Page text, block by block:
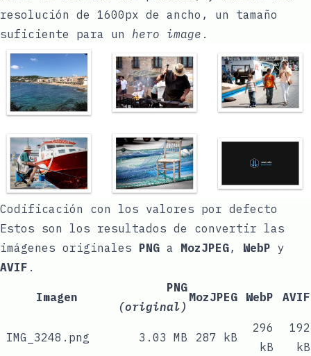
resolución de 1600px de ancho, un tamaño
suficiente para un hero image .
Codificación con los valores por defecto
Estos son los resultados de convertir las
imágenes originales PNG a MozJPEG, WebP y
AVIF .
Imagen
PNG
(original)
MozJPEG WebP AVIF
IMG_3248.png 3.03 MB 287 kB
296
kB
192
kB